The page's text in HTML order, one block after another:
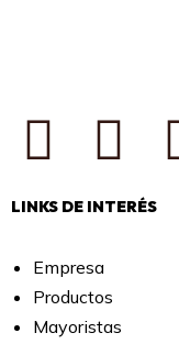
LINKS DE INTERÉS
Empresa
Productos
Mayoristas